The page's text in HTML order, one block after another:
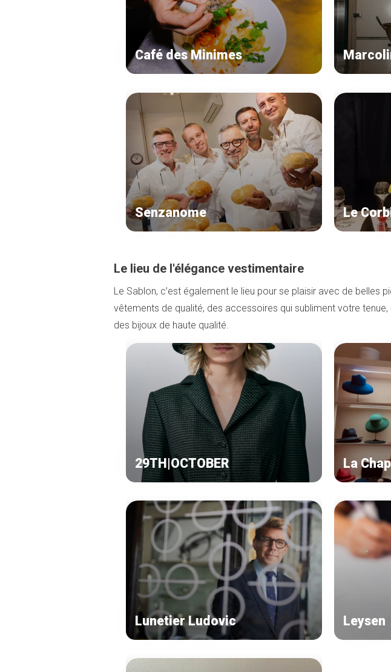
Café des Minimes
Senzanome Le
Le lieu de l'élégance vestimentaire
Le Sablon, c’est également le lieu pour se plaisir avec de belles
vêtements de qualité, des accessoires qui subliment votre
des bijoux de haute qualité.
29TH|OCTOBER La
Lunetier Ludovic Leysen